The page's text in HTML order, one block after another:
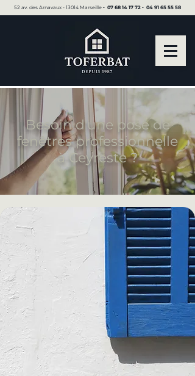
52 av. des Arnavaux - 13014 Marseille ▪︎ 07 68 14 17 72 ▪︎ 04 91 65 55 58
Besoin d'une pose de
fenêtres professionnelle
à Ceyreste ?